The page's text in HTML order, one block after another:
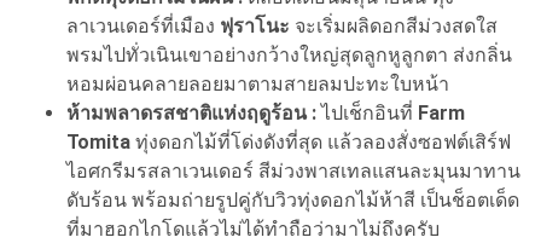
ลาเวนเดอร์ที่เมือง ฟุราโนะ จะเริ่มผลิดอกสีม่วงสดใส
พรมไปทั่วเนินเขาอย่างกว้างใหญ่สุดลูกหูลูกตา ส่งกลิ่น
หอมผ่อนคลายลอยมาตามสายลมปะทะใบหน้า
ห้ามพลาดรสชาติแห่งฤดูร้อน :ไปเช็กอินที่ Farm
Tomita ทุ่งดอกไม้ที่โด่งดังที่สุด แล้วลองสั่งซอฟต์เสิร์ฟ
ไอศกรีมรสลาเวนเดอร์ สีม่วงพาสเทลแสนละมุนมาทาน
ดับร้อน พร้อมถ่ายรูปคู่กับวิวทุ่งดอกไม้ห้าสี เป็นช็อตเด็ด
ที่มาฮอกไกโดแล้วไม่ได้ทำถือว่ามาไม่ถึงครับ